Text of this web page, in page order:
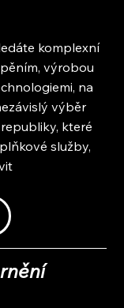
komplexní
výrobou
na
výběr
které
služby,